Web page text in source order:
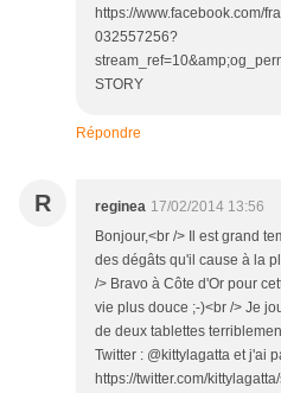
https://www.facebook.com/
032557256?
STORY
Répondre
R reginea 17/02/2014 13:56
Bonjour,<br /> Il est grand
des dégâts qu'il cause à la
/> Bravo à Côte d'Or pour
vie plus douce ;-)<br /> Je
de deux tablettes
Twitter : @kittylagatta et j'ai
https://twitter.com/